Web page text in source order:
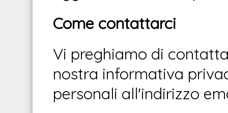
Come contattarci
Vi preghiamo di
nostra informativa
personali all'indirizzo